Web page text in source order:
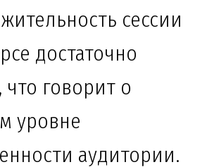
сессии
достаточно
что говорит о
уровне
аудитории.